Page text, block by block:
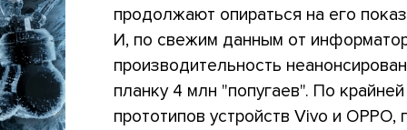
продолжают опираться на его
И, по свежим данным от
производительность
планку 4 млн "попугаев". По
прототипов устройств Vivo и